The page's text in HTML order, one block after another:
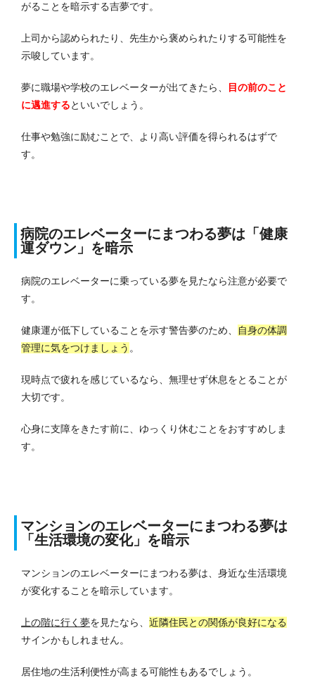
がることを暗示する吉夢です。
上司から認められたり、先生から褒められたりする可能性を
示唆しています。
夢に職場や学校のエレベーターが出てきたら、
目の前のこと
に邁進するといいでしょう。
仕事や勉強に励むことで、より高い評価を得られるはずで
す。
病院のエレベーターにまつわる夢は「健康
運ダウン」を暗示
病院のエレベーターに乗っている夢を見たなら注意が必要で
す。
健康運が低下していることを示す警告夢のため、
自身の体調
管理に気をつけましょう 。
現時点で疲れを感じているなら、無理せず休息をとることが
大切です。
心身に支障をきたす前に、ゆっくり休むことをおすすめしま
す。
マンションのエレベーターにまつわる夢は
「生活環境の変化」を暗示
マンションのエレベーターにまつわる夢は、身近な生活環境
が変化することを暗示しています。
上の階に行く夢を見たなら、 近隣住民との関係が良好になる
サインかもしれません。
居住地の生活利便性が高まる可能性もあるでしょう。